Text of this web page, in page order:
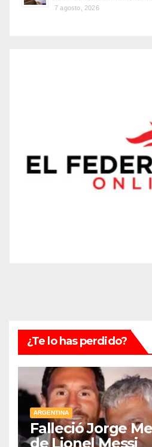
7 agosto, 2026
¿Te lo has perdido?
ARGENTINA
Falleció Jorge
de Lionel Messi